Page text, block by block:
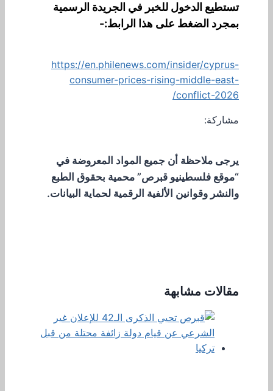
تستطيع الدخول للخبر في الجريدة الرسمية
بمجرد الضغط على هذا الرابط:-
https://en.philenews.com/insider/cyprus-
consumer-prices-rising-middle-east-
conflict-2026/
مشاركة:
يرجى ملاحظة أن جميع المواد المعروضة في
“موقع فلسطينيو قبرص” محمية بحقوق الطبع
والنشر وقوانين الألفية الرقمية لحماية البيانات.
مقالات مشابهة